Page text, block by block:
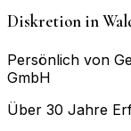
Diskretion in
Persönlich von
GmbH
Über 30 Jahre